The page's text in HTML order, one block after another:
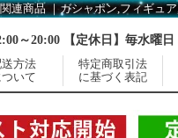
～20:00 【定休日】毎水曜日
方法
ついて
特定商取引法
に基づく表記